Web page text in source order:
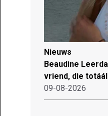
Nieuws
Beaudine
vriend, die
09-08-2026